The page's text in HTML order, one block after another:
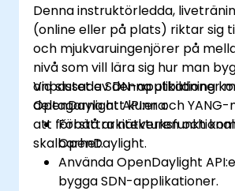
Denna instruktörledda,
(online eller på plats) riktar sig
och mjukvaruingenjörer på
nivå som vill lära sig hur man
anpassade SDN-applikationer
OpenDaylight API:er och
att förbättra
skalbarhet.
Vid slutet av denna utbildning
deltagarna att kunna:
Förstå arkitekturen och
OpenDaylight.
Använda OpenDaylight
bygga SDN-applikationer.